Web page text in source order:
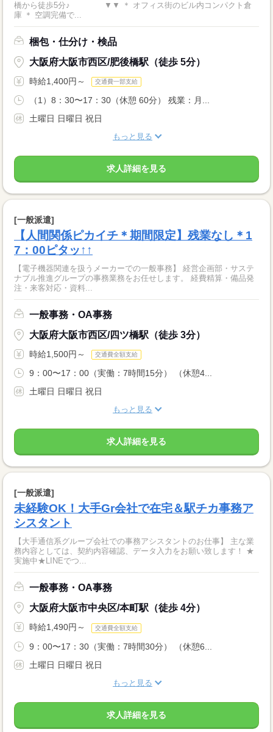
橋から徒歩5分♪ ▼▼ ＊ オフィス街のビル内コンパクト倉
庫 ＊ 空調完備で...
梱包・仕分け・検品
大阪府大阪市西区/肥後橋駅（徒歩 5分）
時給1,400円～ 交通費一部支給
（1）8：30〜17：30（休憩 60分） 残業：月...
土曜日 日曜日 祝日
もっと見る
求人詳細を見る
[一般派遣]
【人間関係ピカイチ＊期間限定】残業なし＊1
7：00ピタッ↑↑
【電子機器関連を扱うメーカーでの一般事務】 経営企画部・サステ
ナブル推進グループの事務業務をお任せします。 経費精算・備品発
注・来客対応・資料...
一般事務・OA事務
大阪府大阪市西区/四ツ橋駅（徒歩 3分）
時給1,500円～ 交通費全額支給
9：00〜17：00（実働：7時間15分） （休憩4...
土曜日 日曜日 祝日
もっと見る
求人詳細を見る
[一般派遣]
未経験OK！大手Gr会社で在宅＆駅チカ事務ア
シスタント
【大手通信系グループ会社での事務アシスタントのお仕事】 主な業
務内容としては、契約内容確認、データ入力をお願い致します！ ★
実施中★LINEでつ...
一般事務・OA事務
大阪府大阪市中央区/本町駅（徒歩 4分）
時給1,490円～ 交通費全額支給
9：00〜17：30（実働：7時間30分） （休憩6...
土曜日 日曜日 祝日
もっと見る
求人詳細を見る